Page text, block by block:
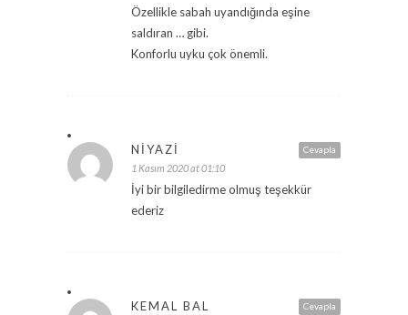
Özellikle sabah uyandığında eşine
saldıran … gibi.
Konforlu uyku çok önemli.
Cevapla
NIYAZI
1 Kasım 2020 at 01:10
İyi bir bilgiledirme olmuş teşekkür
ederiz
Cevapla
KEMAL BAL